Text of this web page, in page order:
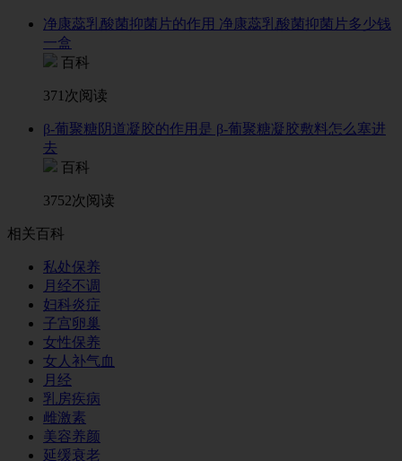
净康蕊乳酸菌抑菌片的作用 净康蕊乳酸菌抑菌片多少钱
一盒
百科
371次阅读
β-葡聚糖阴道凝胶的作用是 β-葡聚糖凝胶敷料怎么塞进
去
百科
3752次阅读
相关百科
私处保养
月经不调
妇科炎症
子宫卵巢
女性保养
女人补气血
月经
乳房疾病
雌激素
美容养颜
延缓衰老